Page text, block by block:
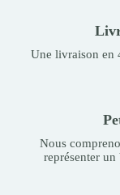
Une livraison en
Nous
représenter